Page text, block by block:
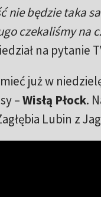
nie będzie taka
czekaliśmy na
na pytanie
już w
–Wisłą Płock.
Lubin z